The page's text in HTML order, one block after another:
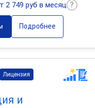
2 749 руб в месяц
Подробнее
Лицензия
и